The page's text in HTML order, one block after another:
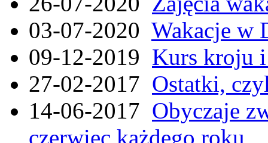
03-07-2020 Wakacje w
09-12-2019 Kurs kroju i
27-02-2017 Ostatki,
14-06-2017 Obyczaje
czerwiec każdego roku